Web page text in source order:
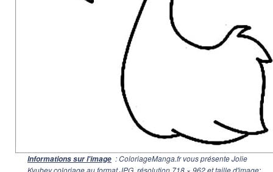
Informations sur l'image : ColoriageManga.fr vous présente Jolie
Kyubey coloriage au format JPG, résolution 718 × 962et taille d'image: